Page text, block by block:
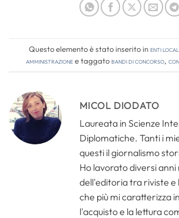
Questo elemento è stato inserito inEnti
amministrazionee taggatobandi di concorso,
MICOL DIODATO
Laureata in Scienze
Diplomatiche. Tanti i
questi il giornalismo
Ho lavorato diversi
dell'editoria tra riviste e
che più mi caratterizza
l'acquisto e la lettura